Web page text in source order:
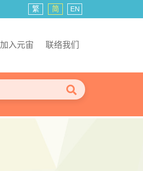
繁 简 EN
加入元宙 联络我们